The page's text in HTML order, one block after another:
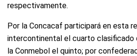
respectivamente.
Por la Concacaf participará en esta
intercontinental el cuarto clasificado
la Conmebol el quinto; por